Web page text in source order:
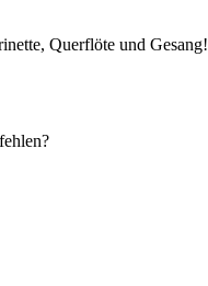
Querflöte und Gesang!